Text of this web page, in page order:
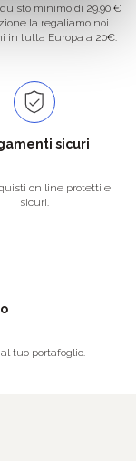
minimo di 29.90 €
la regaliamo noi.
in tutta Europa a 20€.
sicuri
on line protetti e
sicuri.
tuo portafoglio.